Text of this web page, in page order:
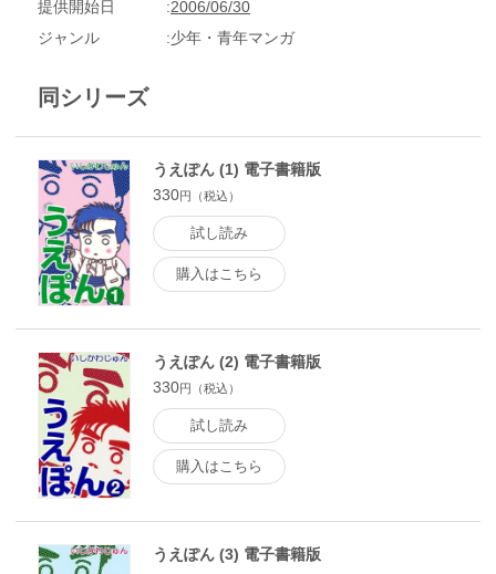
提供開始日
2006/06/30
ジャンル
少年・青年マンガ
同シリーズ
うえぽん (1) 電子書籍版
330円（税込）
試し読み
購入はこちら
うえぽん (2) 電子書籍版
330円（税込）
試し読み
購入はこちら
うえぽん (3) 電子書籍版